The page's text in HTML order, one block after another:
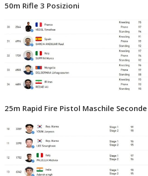
50m Rifle 3 Posizioni
25m Rapid Fire Pistol Maschile